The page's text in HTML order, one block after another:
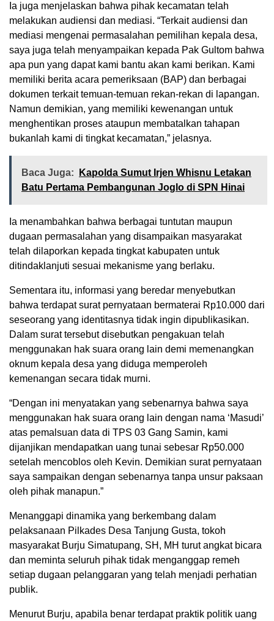
Ia juga menjelaskan bahwa pihak kecamatan telah
melakukan audiensi dan mediasi. “Terkait audiensi dan
mediasi mengenai permasalahan pemilihan kepala desa,
saya juga telah menyampaikan kepada Pak Gultom bahwa
apa pun yang dapat kami bantu akan kami berikan. Kami
memiliki berita acara pemeriksaan (BAP) dan berbagai
dokumen terkait temuan-temuan rekan-rekan di lapangan.
Namun demikian, yang memiliki kewenangan untuk
menghentikan proses ataupun membatalkan tahapan
bukanlah kami di tingkat kecamatan,” jelasnya.
Baca Juga:
Kapolda Sumut Irjen Whisnu Letakan
Batu Pertama Pembangunan Joglo di SPN Hinai
Ia menambahkan bahwa berbagai tuntutan maupun
dugaan permasalahan yang disampaikan masyarakat
telah dilaporkan kepada tingkat kabupaten untuk
ditindaklanjuti sesuai mekanisme yang berlaku.
Sementara itu, informasi yang beredar menyebutkan
bahwa terdapat surat pernyataan bermaterai Rp10.000 dari
seseorang yang identitasnya tidak ingin dipublikasikan.
Dalam surat tersebut disebutkan pengakuan telah
menggunakan hak suara orang lain demi memenangkan
oknum kepala desa yang diduga memperoleh
kemenangan secara tidak murni.
“Dengan ini menyatakan yang sebenarnya bahwa saya
menggunakan hak suara orang lain dengan nama ‘Masudi’
atas pemalsuan data di TPS 03 Gang Samin, kami
dijanjikan mendapatkan uang tunai sebesar Rp50.000
setelah mencoblos oleh Kevin. Demikian surat pernyataan
saya sampaikan dengan sebenarnya tanpa unsur paksaan
oleh pihak manapun.”
Menanggapi dinamika yang berkembang dalam
pelaksanaan Pilkades Desa Tanjung Gusta, tokoh
masyarakat Burju Simatupang, SH, MH turut angkat bicara
dan meminta seluruh pihak tidak menganggap remeh
setiap dugaan pelanggaran yang telah menjadi perhatian
publik.
Menurut Burju, apabila benar terdapat praktik politik uang